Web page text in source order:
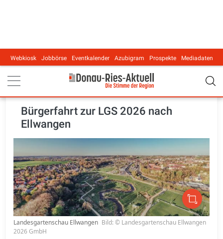
Main navigation
Webkiosk Jobbörse Eventkalender Azubigram Prospekte Mediadaten
Bürgerfahrt zur LGS 2026 nach
Ellwangen
Landesgartenschau Ellwangen Bild: © Landesgartenschau Ellwangen
2026 GmbH